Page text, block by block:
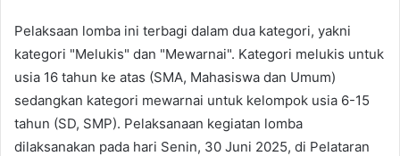
Pelaksaan lomba ini terbagi dalam dua kategori, yakni
kategori "Melukis" dan "Mewarnai". Kategori melukis untuk
usia 16 tahun ke atas (SMA, Mahasiswa dan Umum)
sedangkan kategori mewarnai untuk kelompok usia 6-15
tahun (SD, SMP). Pelaksanaan kegiatan lomba
dilaksanakan pada hari Senin, 30 Juni 2025, di Pelataran